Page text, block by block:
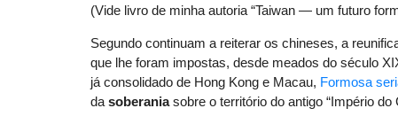
(Vide livro de minha autoria “Taiwan — um futuro
Segundo continuam a reiterar os chineses, a
que lhe foram impostas, desde meados do século
já consolidado de Hong Kong e Macau, Formosa
da soberaniasobre o território do antigo “Império